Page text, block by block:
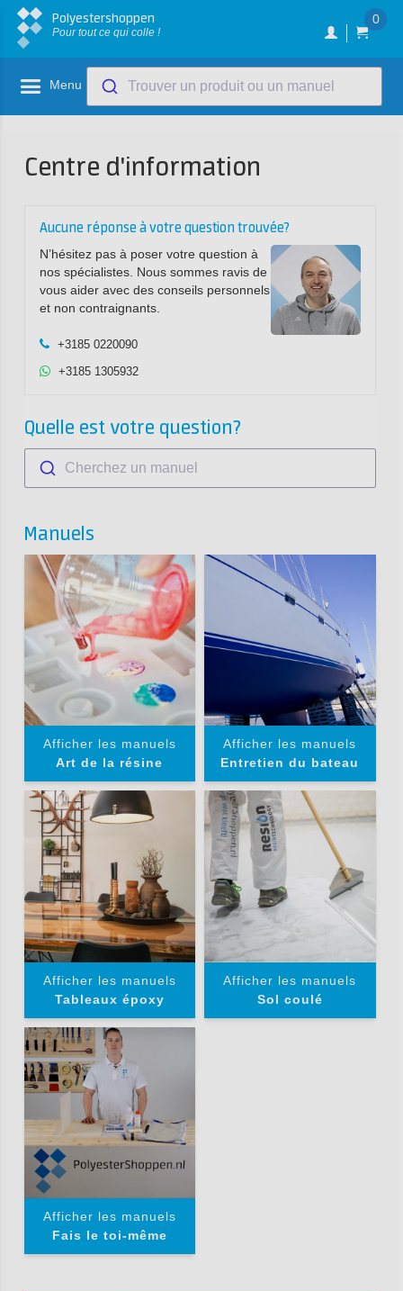
Polyestershoppen
Pour tout ce qui colle !
0
Menu Trouver un produit ou un manuel
Centre d'information
Quelle est votre question?
Cherchez un manuel
Aucune réponse à votre question trouvée?
N’hésitez pas à poser votre question à
nos spécialistes. Nous sommes ravis de
vous aider avec des conseils personnels
et non contraignants.
+3185 0220090
+3185 1305932
Manuels
Afficher les manuels
Art de la résine
Afficher les manuels
Entretien du bateau
Afficher les manuels
Tableaux époxy
Afficher les manuels
Sol coulé
Afficher les manuels
Fais le toi-même